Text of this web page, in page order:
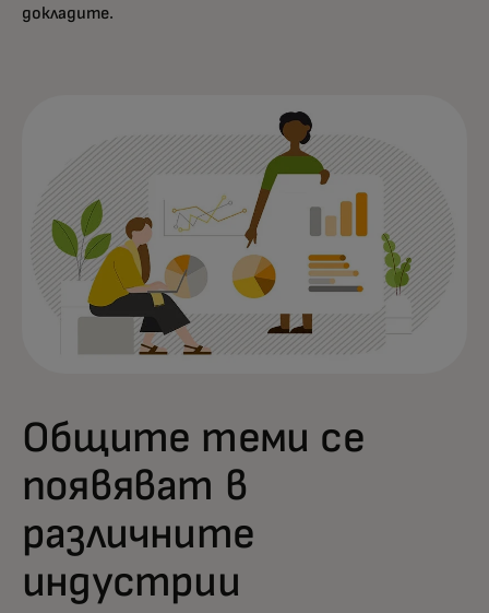
докладите.
Общите теми се
появяват в
различните
индустрии